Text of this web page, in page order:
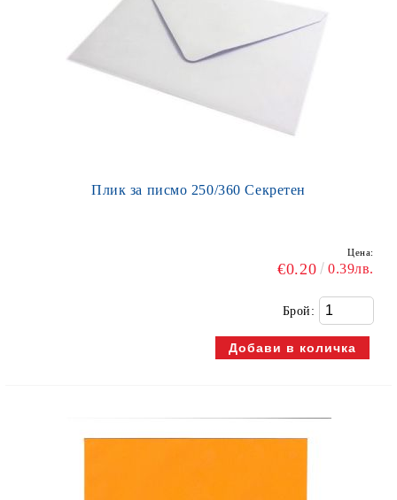
Плик за писмо 250/360 Секретен
Цена:
€0.20 0.39лв.
Брой: